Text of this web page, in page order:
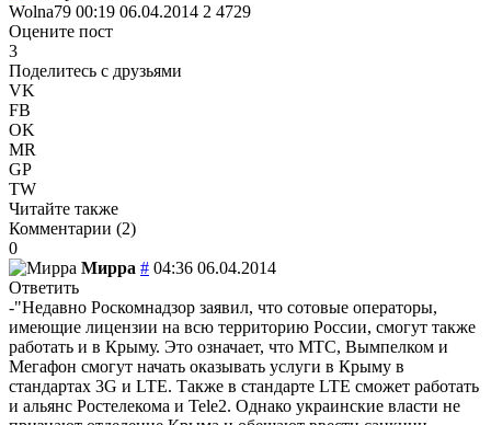
Wolna79 00:19 06.04.2014 2 4729
Оцените пост
3
Поделитесь с друзьями
VK
FB
OK
MR
GP
TW
Читайте также
Комментарии (2)
0
Мирра # 04:36 06.04.2014
Ответить
-"Недавно Роскомнадзор заявил, что сотовые операторы,
имеющие лицензии на всю территорию России, смогут также
работать и в Крыму. Это означает, что МТС, Вымпелком и
Мегафон смогут начать оказывать услуги в Крыму в
стандартах 3G и LTE. Также в стандарте LTE сможет работать
и альянс Ростелекома и Tele2. Однако украинские власти не